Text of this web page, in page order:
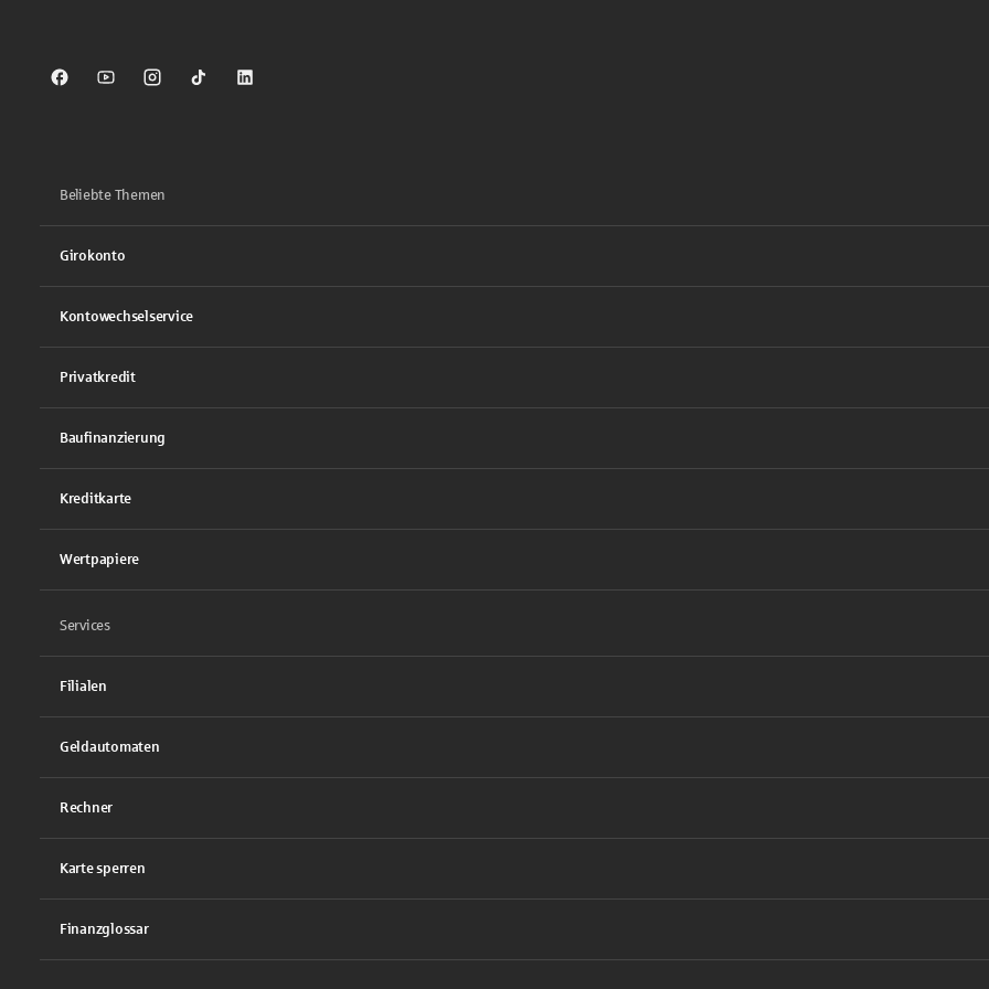
Sparkasse auf Facebook
Sparkasse auf Youtube
Sparkasse auf Instagram
Sparkasse auf TikTok
Sparkasse auf LinkedIn
Beliebte Themen
Girokonto
Kontowechselservice
Privatkredit
Baufinanzierung
Kreditkarte
Wertpapiere
Services
Filialen
Geldautomaten
Rechner
Karte sperren
Finanzglossar